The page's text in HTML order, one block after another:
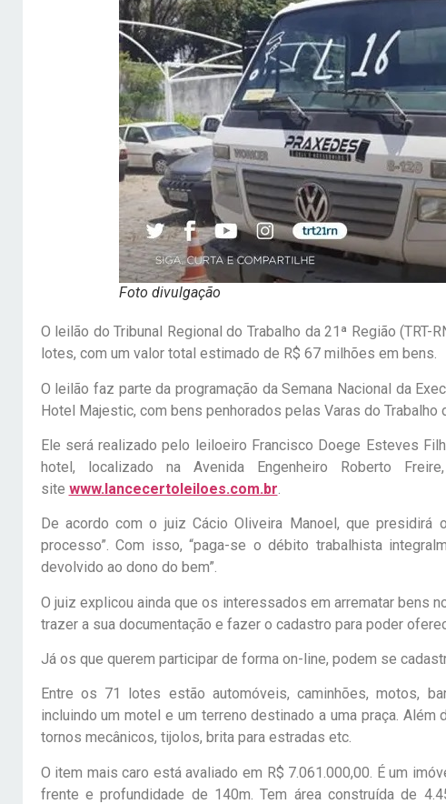
Foto divulgação
O leilão do Tribunal Regional do Trabalho da 21ª Região
lotes, com um valor total estimado de R$ 67 milhões em bens.
O leilão faz parte da programação da Semana Nacional da
Hotel Majestic, com bens penhorados pelas Varas do Trabalho
Ele será realizado pelo leiloeiro Francisco Doege Esteves
hotel, localizado na Avenida Engenheiro Roberto
site www.lancecertoleiloes.com.br.
De acordo com o juiz Cácio Oliveira Manoel, que
processo”. Com isso, “paga-se o débito trabalhista
devolvido ao dono do bem”.
O juiz explicou ainda que os interessados em arrematar bens
trazer a sua documentação e fazer o cadastro para poder
Já os que querem participar de forma on-line, podem se
Entre os 71 lotes estão automóveis, caminhões, motos,
incluindo um motel e um terreno destinado a uma praça.
tornos mecânicos, tijolos, brita para estradas etc.
O item mais caro está avaliado em R$ 7.061.000,00. É um
frente e profundidade de 140m. Tem área construída de